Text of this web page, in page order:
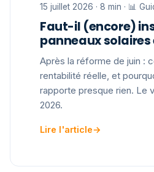
15 juillet 2026 · 8 min · 📊
Faut-il (encore)
panneaux solaires
Après la réforme de juin :
rentabilité réelle, et
rapporte presque rien. Le
2026.
Lire l'article→